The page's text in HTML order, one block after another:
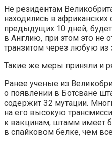
Не резидентам
находились в африканских
предыдущих 10 дней,
в Англию, при этом это не
транзитом через любую из
Такие же меры приняли и
Ранее ученые из
о появлении в Ботсване
содержит 32 мутации.
на его высокую
к вакцинам, штамм имеет
в спайковом белке, чем